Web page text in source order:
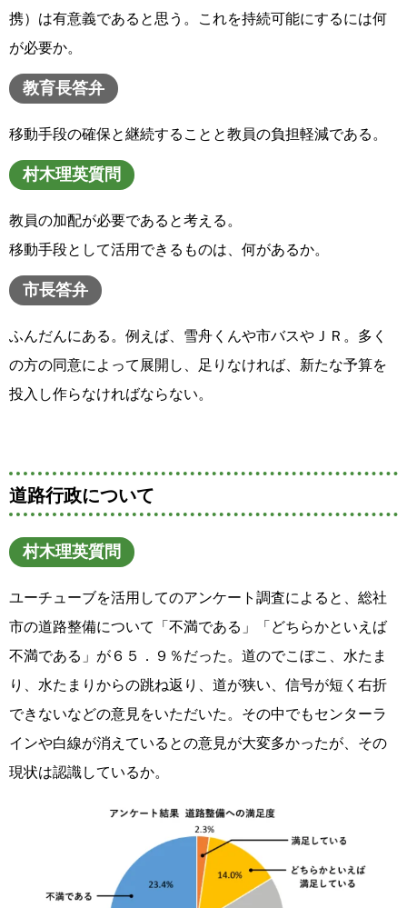
携）は有意義であると思う。これを持続可能にするには何
が必要か。
教育長答弁
移動手段の確保と継続することと教員の負担軽減である。
村木理英質問
教員の加配が必要であると考える。
移動手段として活用できるものは、何があるか。
市長答弁
ふんだんにある。例えば、雪舟くんや市バスやＪＲ。多く
の方の同意によって展開し、足りなければ、新たな予算を
投入し作らなければならない。
道路行政について
村木理英質問
ユーチューブを活用してのアンケート調査によると、総社
市の道路整備について「不満である」「どちらかといえば
不満である」が６５．９％だった。道のでこぼこ、水たま
り、水たまりからの跳ね返り、道が狭い、信号が短く右折
できないなどの意見をいただいた。その中でもセンターラ
インや白線が消えているとの意見が大変多かったが、その
現状は認識しているか。